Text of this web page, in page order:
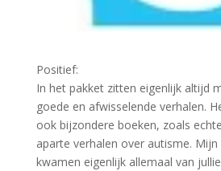
Positief:
In het pakket zitten eigenlijk altijd
goede en afwisselende verhalen.
ook bijzondere boeken, zoals
aparte verhalen over autisme.
kwamen eigenlijk allemaal van